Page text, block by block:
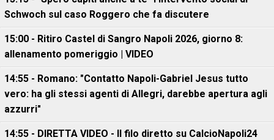
Schwoch sul caso Roggero che fa discutere
15:00 - Ritiro Castel di Sangro Napoli 2026, giorno 8:
allenamento pomeriggio | VIDEO
14:55 - Romano: "Contatto Napoli-Gabriel Jesus tutto
vero: ha gli stessi agenti di Allegri, darebbe apertura agli
azzurri"
14:55 - DIRETTA VIDEO - Il filo diretto su CalcioNapoli24